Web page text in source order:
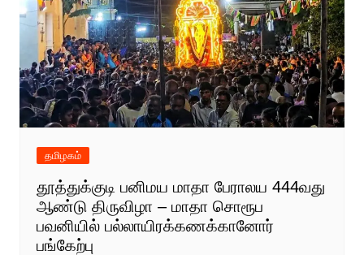
தமிழகம்
தூத்துக்குடி பனிமய மாதா பேராலய 444வது
ஆண்டு திருவிழா – மாதா சொரூப
பவனியில் பல்லாயிரக்கணக்கானோர்
பங்கேற்பு